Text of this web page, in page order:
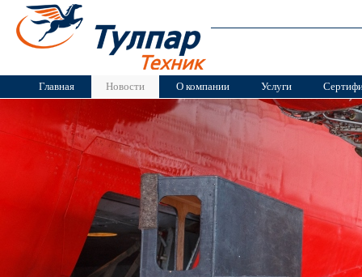
Главная Новости О компании Услуги